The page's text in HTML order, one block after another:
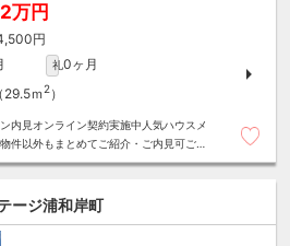
万円
円
礼0ヶ月
29.5ｍ 2）
内見オンライン契約実施中人気ハウスメ
件以外もまとめてご紹介・ご内見可ご予
ージ浦和岸町